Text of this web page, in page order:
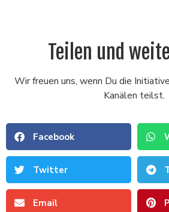
Teilen und
Wir freuen uns, wenn Du die
Kanälen teilst.
Facebook
Twitter
Email